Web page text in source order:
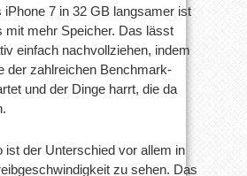
iPhone 7 in 32 GB langsamer ist
mit mehr Speicher. Das lässt
einfach nachvollziehen, indem
der zahlreichen Benchmark-
und der Dinge harrt, die da
ist der Unterschied vor allem in
zu sehen. Das